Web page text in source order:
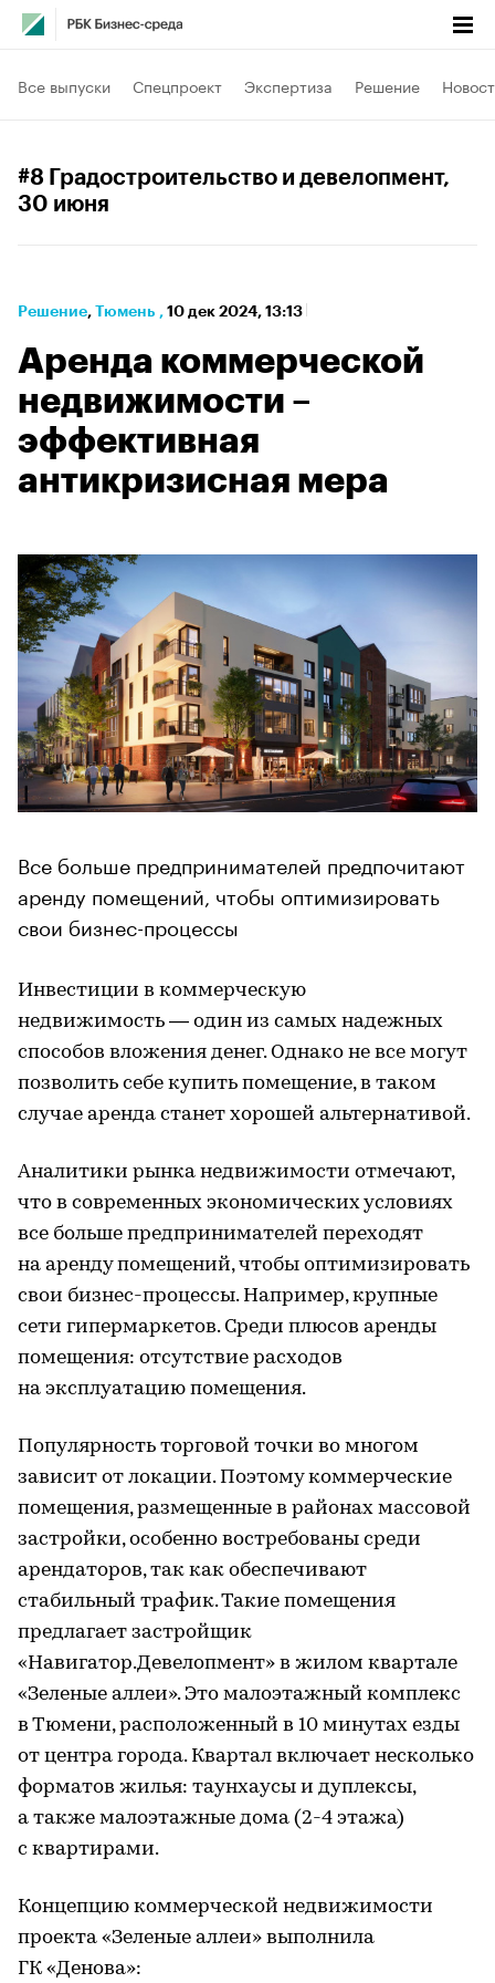
Все выпуски Спецпроект Экспертиза Решение
#8 Градостроительство и девелопмент,
30 июня
Решение⁠, Тюмень , 10 дек 2024, 13:13
Аренда коммерческой
недвижимости –
эффективная
антикризисная мера
Все больше предпринимателей предпочитают
аренду помещений, чтобы оптимизировать
свои бизнес-процессы
Инвестиции в коммерческую
недвижимость — один из самых надежных
способов вложения денег. Однако не все могут
позволить себе купить помещение, в таком
случае аренда станет хорошей альтернативой.
Аналитики рынка недвижимости отмечают,
что в современных экономических условиях
все больше предпринимателей переходят
на аренду помещений, чтобы оптимизировать
свои бизнес-процессы. Например, крупные
сети гипермаркетов. Среди плюсов аренды
помещения: отсутствие расходов
на эксплуатацию помещения.
Популярность торговой точки во многом
зависит от локации. Поэтому коммерческие
помещения, размещенные в районах массовой
застройки, особенно востребованы среди
арендаторов, так как обеспечивают
стабильный трафик. Такие помещения
предлагает застройщик
«Навигатор.Девелопмент» в жилом квартале
«Зеленые аллеи». Это малоэтажный комплекс
в Тюмени, расположенный в 10 минутах езды
от центра города. Квартал включает несколько
форматов жилья: таунхаусы и дуплексы,
а также малоэтажные дома (2-4 этажа)
с квартирами.
Концепцию коммерческой недвижимости
проекта «Зеленые аллеи» выполнила
ГК «Денова»: